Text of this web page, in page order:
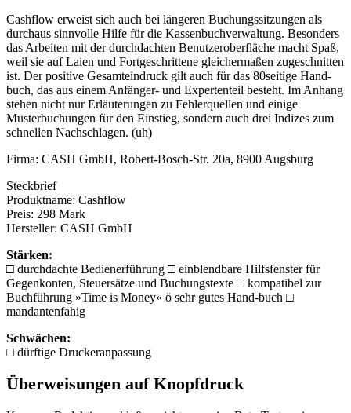
Cashflow erweist sich auch bei längeren Buchungssitzungen als
durchaus sinnvolle Hilfe für die Kassenbuchverwaltung. Besonders
das Arbeiten mit der durchdachten Benutzeroberfläche macht Spaß,
weil sie auf Laien und Fortgeschrittene gleichermaßen zugeschnitten
ist. Der positive Gesamteindruck gilt auch für das 80seitige Hand-
buch, das aus einem Anfänger- und Expertenteil besteht. Im Anhang
stehen nicht nur Erläuterungen zu Fehlerquellen und einige
Musterbuchungen für den Einstieg, sondern auch drei Indizes zum
schnellen Nachschlagen. (uh)
Firma: CASH GmbH, Robert-Bosch-Str. 20a, 8900 Augsburg
Steckbrief
Produktname: Cashflow
Preis: 298 Mark
Hersteller: CASH GmbH
Stärken:
□ durchdachte Bedienerführung □ einblendbare Hilfsfenster für
Gegenkonten, Steuersätze und Buchungstexte □ kompatibel zur
Buchführung »Time is Money« ö sehr gutes Hand-buch □
mandantenfahig
Schwächen:
□ dürftige Druckeranpassung
Überweisungen auf Knopfdruck